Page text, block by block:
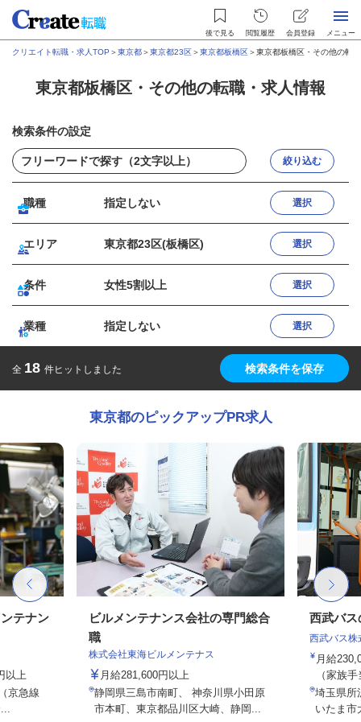
後で見る 閲覧履歴 会員登録 メニュー
クリエイト転職・求人TOP ＞東京都＞東京都23区＞東京都板橋区＞東京都板橋区・その他の転
東京都板橋区・その他の転職・求人情報
検索条件の設定
絞り込む
職種 指定しない 選択
エリア 東京都23区(板橋区) 選択
条件 女性5割以上 選択
業種 指定しない 選択
全 18 件ヒットしました 検索条件を保存
東京都のピックアップPR求人
テナン
以上
京急線
ビルメンテナンス会社の専門総合
職
株式会社東海ビルメンテナス
月給281,600円以上
静岡県三島市南町、 神奈川県小田原
市本町、東京都品川区大崎、静岡...
西武バス
西武バス株
月給
（家族
埼玉県所
いたま市